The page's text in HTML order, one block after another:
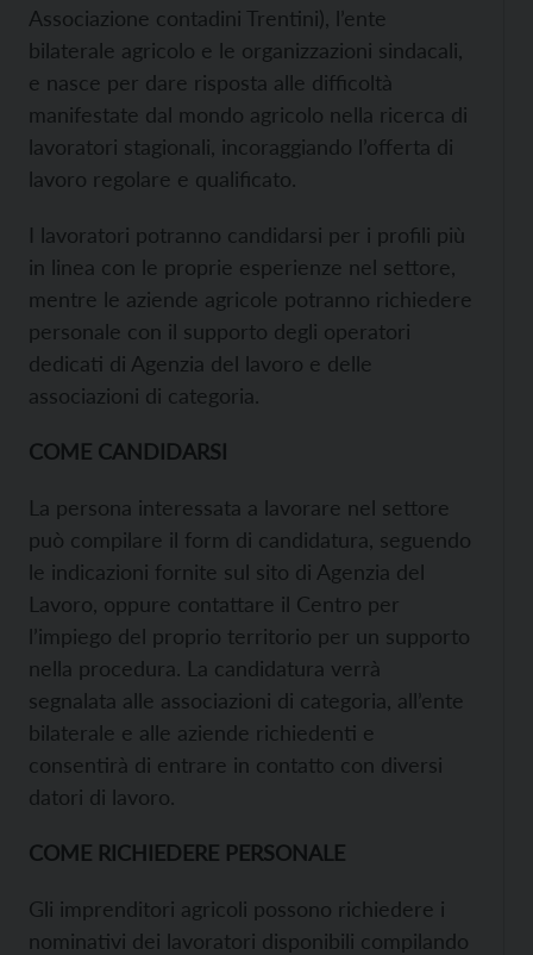
Associazione contadini Trentini), l’ente
bilaterale agricolo e le organizzazioni sindacali,
e nasce per dare risposta alle difficoltà
manifestate dal mondo agricolo nella ricerca di
lavoratori stagionali, incoraggiando l’offerta di
lavoro regolare e qualificato.
I lavoratori potranno candidarsi per i profili più
in linea con le proprie esperienze nel settore,
mentre le aziende agricole potranno richiedere
personale con il supporto degli operatori
dedicati di Agenzia del lavoro e delle
associazioni di categoria.
COME CANDIDARSI
La persona interessata a lavorare nel settore
può compilare il form di candidatura, seguendo
le indicazioni fornite sul sito di Agenzia del
Lavoro, oppure contattare il Centro per
l’impiego del proprio territorio per un supporto
nella procedura. La candidatura verrà
segnalata alle associazioni di categoria, all’ente
bilaterale e alle aziende richiedenti e
consentirà di entrare in contatto con diversi
datori di lavoro.
COME RICHIEDERE PERSONALE
Gli imprenditori agricoli possono richiedere i
nominativi dei lavoratori disponibili compilando